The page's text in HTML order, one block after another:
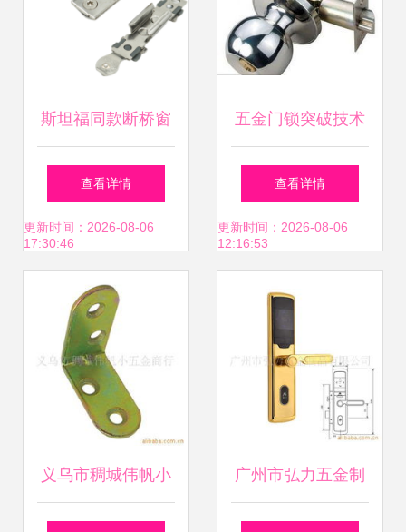
斯坦福同款断桥窗
纱一体 防撬防盗五
金锁具四件套，守
护家居安全新标杆
查看详情
更新时间：2026-08-06
17:30:46
五金门锁突破技术
门槛才有飞跃
查看详情
更新时间：2026-08-06
12:16:53
义乌市稠城伟帆小 广州市弘力五金制